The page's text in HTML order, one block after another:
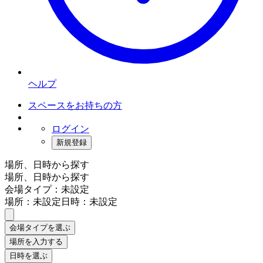
ヘルプ
スペースをお持ちの方
ログイン
新規登録
場所、日時から探す
場所、日時から探す
会場タイプ：未設定
場所：未設定日時：未設定
会場タイプを選ぶ
場所を入力する
日時を選ぶ